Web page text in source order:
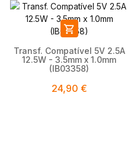

Transf. Compatível 5V 2.5A
12.5W - 3.5mm x 1.0mm
(IB03358)
24,90 €